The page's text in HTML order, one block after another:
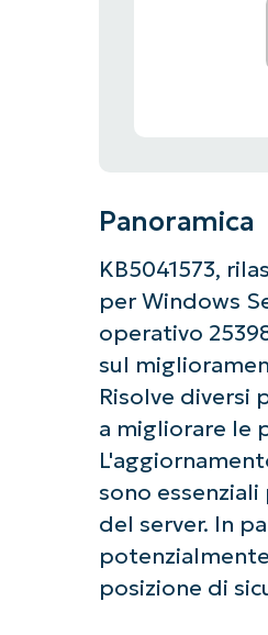
Panoramica
KB5041573,
per Windows
operativo
sul
Risolve diversi
a migliorare le
sono
del server. In
posizione di